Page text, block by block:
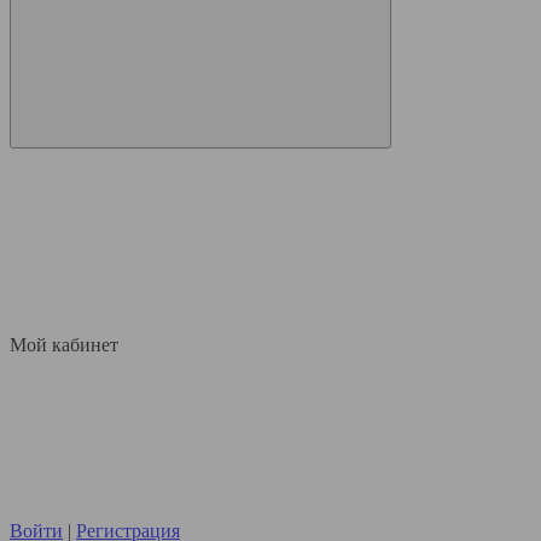
Мой кабинет
Войти | Регистрация